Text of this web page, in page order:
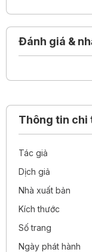
Đó là chiếc mặt
cho rất nhiều
của người hâm mộ
Đánh giá &
Thông tin chi
Tác giả
Dịch giả
Nhà xuất bản
Kích thước
Số trang
Ngày phát hành